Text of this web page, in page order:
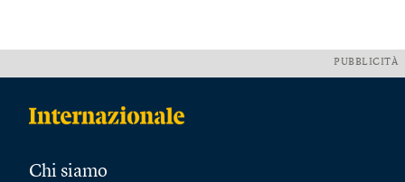
PUBBLICITÀ
Chi siamo